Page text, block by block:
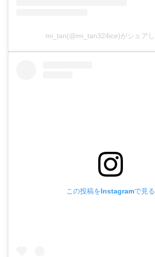
mi_tan(@mi_tan324ice)がシェア
この投稿をInstagramで見る